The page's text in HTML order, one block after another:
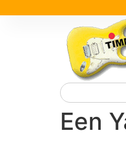
Een